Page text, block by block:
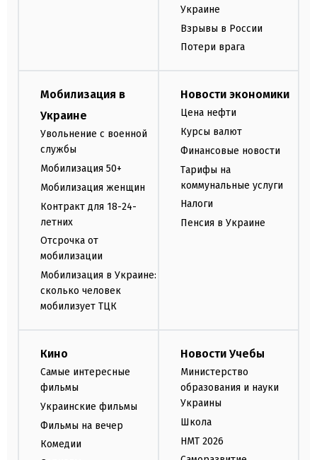
Украине
Взрывы в России
Потери врага
Мобилизация в
Украине
Увольнение с военной
службы
Мобилизация 50+
Мобилизация женщин
Контракт для 18-24-
летних
Отсрочка от
мобилизации
Мобилизация в Украине:
сколько человек
мобилизует ТЦК
Новости экономики
Цена нефти
Курсы валют
Финансовые новости
Тарифы на
коммунальные услуги
Налоги
Пенсия в Украине
Кино
Самые интересные
фильмы
Украинские фильмы
Фильмы на вечер
Комедии
Новости Учебы
Министерство
образования и науки
Украины
Школа
НМТ 2026